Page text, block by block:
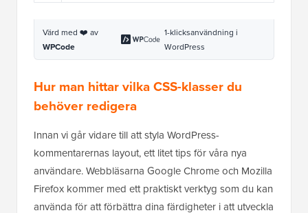
WPCode
WordPress
behöver redigera
kommentarernas layout, ett litet tips för våra nya
användare. Webbläsarna Google Chrome och Mozilla
Firefox kommer med ett praktiskt verktyg som du kan
använda för att förbättra dina färdigheter i att utveckla
WordPress-teman. Verktyget kallasInspektera